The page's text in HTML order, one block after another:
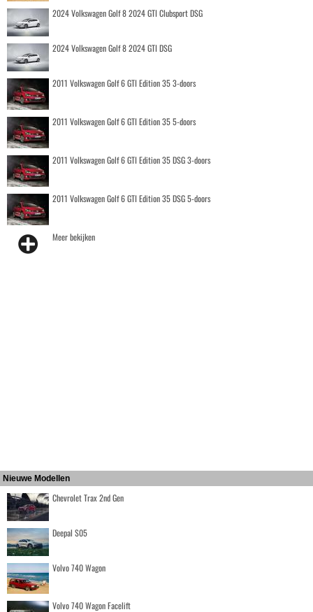
2024 Volkswagen Golf 8 2024 GTI Clubsport DSG
2024 Volkswagen Golf 8 2024 GTI DSG
2011 Volkswagen Golf 6 GTI Edition 35 3-doors
2011 Volkswagen Golf 6 GTI Edition 35 5-doors
2011 Volkswagen Golf 6 GTI Edition 35 DSG 3-doors
2011 Volkswagen Golf 6 GTI Edition 35 DSG 5-doors
Meer bekijken
Nieuwe Modellen
Chevrolet Trax 2nd Gen
Deepal S05
Volvo 740 Wagon
Volvo 740 Wagon Facelift